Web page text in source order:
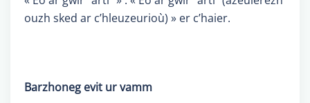
ouzh sked ar c’hleuzeurioù) » er c’haier.
Barzhoneg evit ur vamm